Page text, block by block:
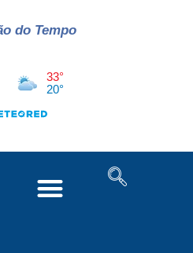
do Tempo